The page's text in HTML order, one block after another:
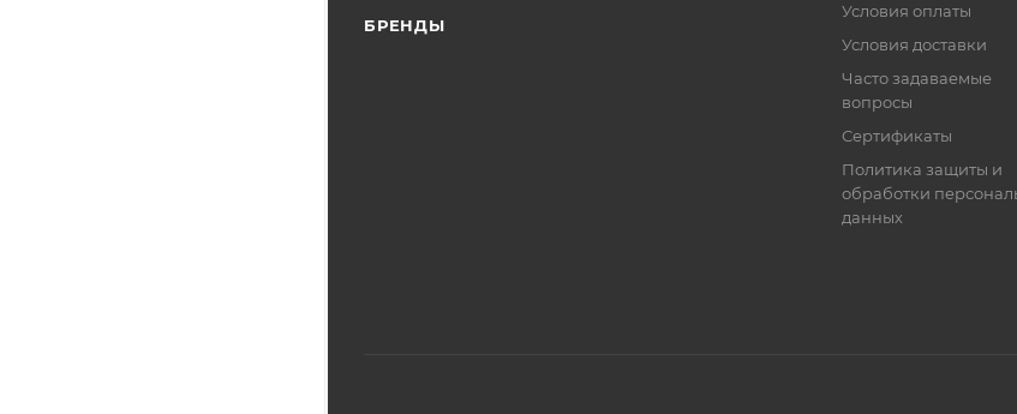
БРЕНДЫ
Условия оплаты
Условия доставки
Часто задаваемые
вопросы
Сертификаты
Политика защиты и
обработки
данных